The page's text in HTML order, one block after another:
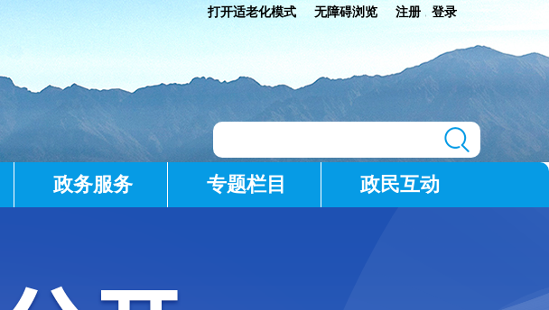
打开适老化模式 无障碍浏览 注册 登录
政务服务 专题栏目 政民互动